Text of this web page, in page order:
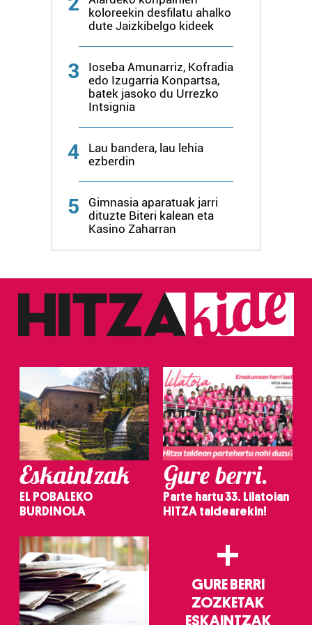
koloreekin desfilatu ahalko
dute Jaizkibelgo kideek
3
Ioseba Amunarriz, Kofradia
edo Izugarria Konpartsa,
batek jasoko du Urrezko
Intsignia
4
Lau bandera, lau lehia
ezberdin
5
Gimnasia aparatuak jarri
dituzte Biteri kalean eta
Kasino Zaharran
Eskaintzak
EL POBALEKO
BURDINOLA
Gure berri.
Parte hartu 33. Lilatoian
HITZA taldearekin!
+
GURE BERRI
ZOZKETAK
ESKAINTZAK